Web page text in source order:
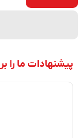
پیشنهادات ما را